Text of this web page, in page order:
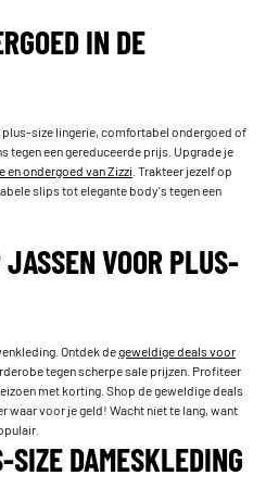
IN DE
plus-size lingerie, comfortabel ondergoed of
tegen een gereduceerde prijs. Upgrade je
en ondergoed van Zizzi . Trakteer jezelf op
slips tot elegante body's tegen een
VOOR PLUS-
Ontdek degeweldige deals voor
tegen scherpe sale prijzen. Profiteer
met korting. Shop de geweldige deals
waar voor je geld! Wacht niet te lang, want
DAMESKLEDING